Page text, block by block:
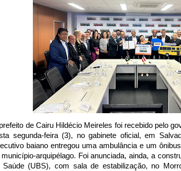
de Cairu Hildécio Meireles foi recebido pelo
segunda-feira (3), no gabinete oficial, em
baiano entregou uma ambulância e um
arquipélago. Foi anunciada, ainda, a
Saúde (UBS), com sala de estabilização, no